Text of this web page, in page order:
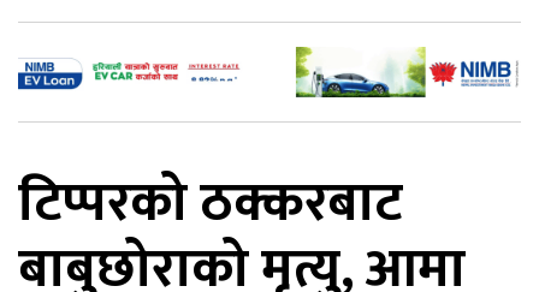
टिप्परको ठक्करबाट
बाबुछोराको मृत्यु, आमा